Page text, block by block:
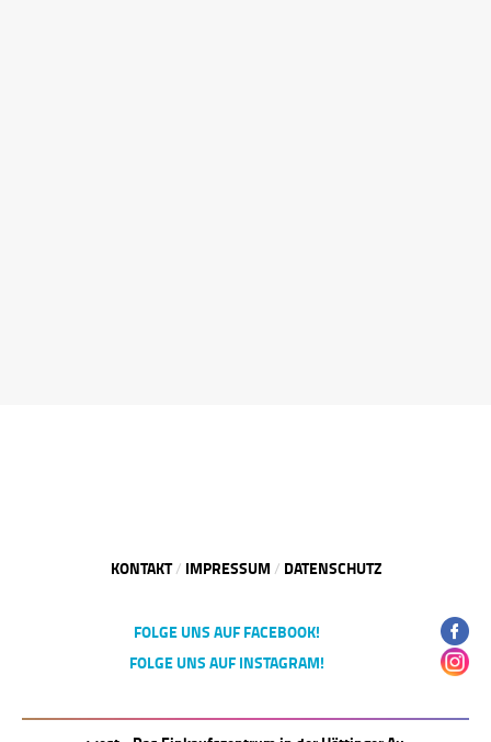
KONTAKT/ IMPRESSUM / DATENSCHUTZ
FOLGE UNS AUF FACEBOOK!
FOLGE UNS AUF INSTAGRAM!